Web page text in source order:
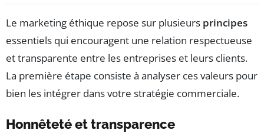
Le marketing éthique repose sur plusieurs principes
essentiels qui encouragent une relation respectueuse
et transparente entre les entreprises et leurs clients.
La première étape consiste à analyser ces valeurs pour
bien les intégrer dans votre stratégie commerciale.
Honnêteté et transparence